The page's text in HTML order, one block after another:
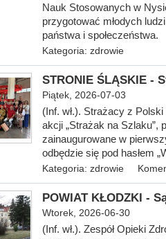
Nauk Stosowanych w
przygotować młodych
państwa i społeczeństwa.
Kategoria: zdrowie
STRONIE ŚLĄSKIE -
Piątek, 2026-07-03
(Inf. wł.). Strażacy z
akcji „Strażak na Szlaku”,
zainaugurowane w
odbędzie się pod hasłem
Kategoria: zdrowie
POWIAT KŁODZKI -
Wtorek, 2026-06-30
(Inf. wł.). Zespół Opieki